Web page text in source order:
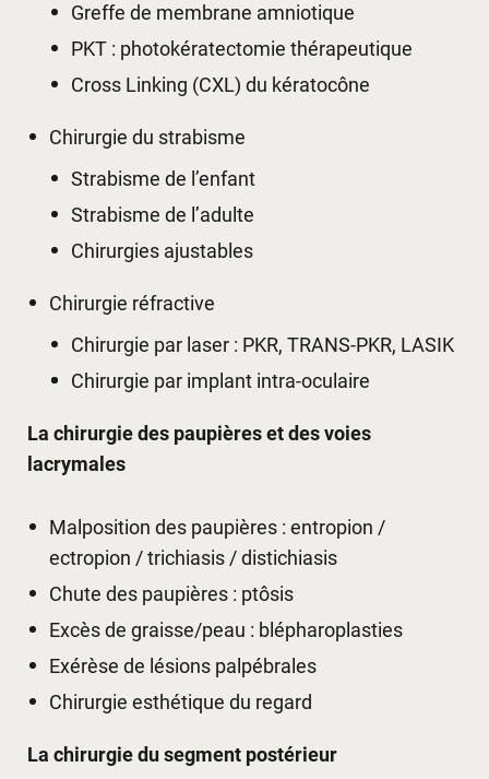
Greffe de membrane amniotique
PKT : photokératectomie thérapeutique
Cross Linking (CXL) du kératocône
Chirurgie du strabisme
Strabisme de l’enfant
Strabisme de l’adulte
Chirurgies ajustables
Chirurgie réfractive
Chirurgie par laser : PKR, TRANS-PKR, LASIK
Chirurgie par implant intra-oculaire
La chirurgie des paupières et des voies
lacrymales
Malposition des paupières : entropion /
ectropion / trichiasis / distichiasis
Chute des paupières : ptôsis
Excès de graisse/peau : blépharoplasties
Exérèse de lésions palpébrales
Chirurgie esthétique du regard
La chirurgie du segment postérieur